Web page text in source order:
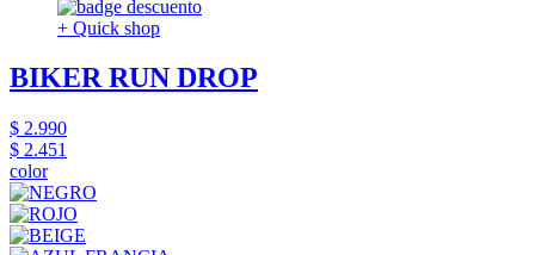
+ Quick shop
BIKER RUN DROP
$ 2.990
$ 2.451
color